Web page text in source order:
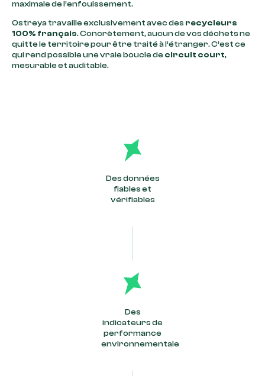
maximale de l’enfouissement.
Ostreya travaille exclusivement avec des recycleurs
100% français. Concrètement, aucun de vos déchets ne
quitte le territoire pour être traité à l’étranger. C’est ce
qui rend possible une vraie boucle decircuit court,
mesurable et auditable.
Des données
fiables et
vérifiables
Des
indicateurs de
performance
environnementale